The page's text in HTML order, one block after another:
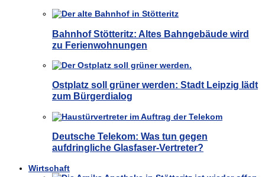
Bahnhof Stötteritz: Altes Bahngebäude wird
zu Ferienwohnungen
Ostplatz soll grüner werden: Stadt Leipzig lädt
zum Bürgerdialog
Deutsche Telekom: Was tun gegen
aufdringliche Glasfaser-Vertreter?
Wirtschaft